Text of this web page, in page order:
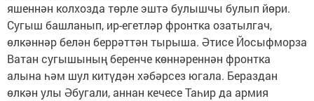
яшеннән колхозда төрле эштә булышчы булып йөри.
Сугыш башланып, ир-егетләр фронтка озатылгач,
өлкәннәр белән беррәттән тырыша. Әтисе Йосыфморза
Ватан сугышының беренче көннәреннән фронтка
алына һәм шул китүдән хәбәрсез югала. Бераздан
өлкән улы Әбугали, аннан кечесе Таһир да армия